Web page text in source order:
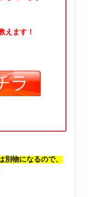
えます！
物になるので、